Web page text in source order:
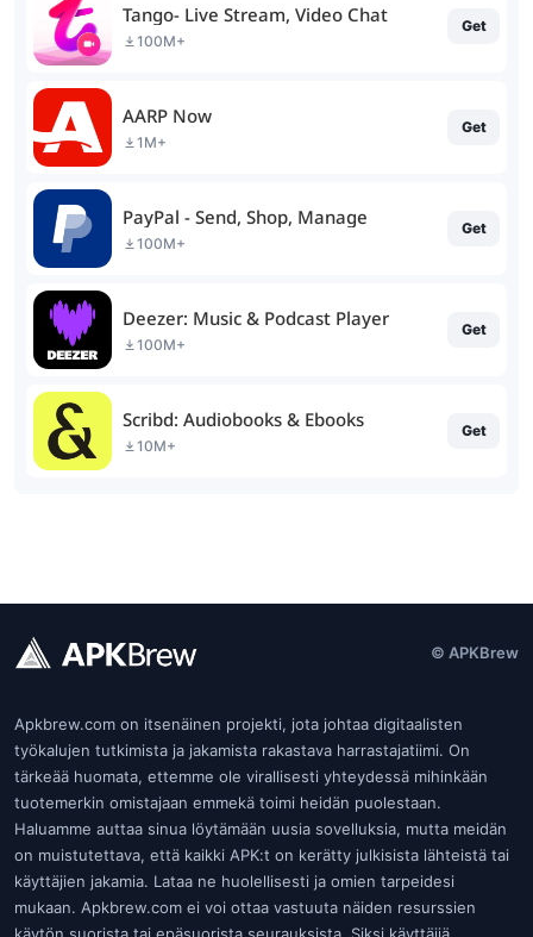
Tango- Live Stream, Video Chat
100M+
Get
AARP Now
1M+
Get
PayPal - Send, Shop, Manage
100M+
Get
Deezer: Music & Podcast Player
100M+
Get
Scribd: Audiobooks & Ebooks
10M+
Get
© APKBrew
Apkbrew.com on itsenäinen projekti, jota johtaa digitaalisten
työkalujen tutkimista ja jakamista rakastava harrastajatiimi. On
tärkeää huomata, ettemme ole virallisesti yhteydessä mihinkään
tuotemerkin omistajaan emmekä toimi heidän puolestaan.
Haluamme auttaa sinua löytämään uusia sovelluksia, mutta meidän
on muistutettava, että kaikki APK:t on kerätty julkisista lähteistä tai
käyttäjien jakamia. Lataa ne huolellisesti ja omien tarpeidesi
mukaan. Apkbrew.com ei voi ottaa vastuuta näiden resurssien